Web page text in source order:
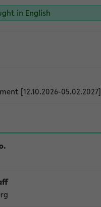
in English
[12.10.2026-05.02.2027]